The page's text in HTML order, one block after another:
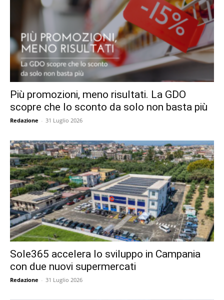
Più promozioni, meno risultati. La GDO
scopre che lo sconto da solo non basta più
Redazione - 31 Luglio 2026
Sole365 accelera lo sviluppo in Campania
con due nuovi supermercati
Redazione - 31 Luglio 2026